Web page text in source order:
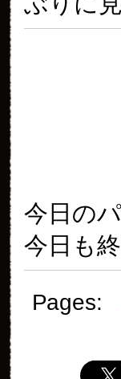
今日の
今日も
Pages: